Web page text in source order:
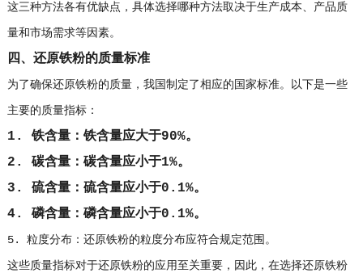
这三种方法各有优缺点，具体选择哪种方法取决于生产成本、产品质
量和市场需求等因素。
四、还原铁粉的质量标准
为了确保还原铁粉的质量，我国制定了相应的国家标准。以下是一些
主要的质量指标：
1. 铁含量：铁含量应大于90%。
2. 碳含量：碳含量应小于1%。
3. 硫含量：硫含量应小于0.1%。
4. 磷含量：磷含量应小于0.1%。
5. 粒度分布：还原铁粉的粒度分布应符合规定范围。
这些质量指标对于还原铁粉的应用至关重要，因此，在选择还原铁粉